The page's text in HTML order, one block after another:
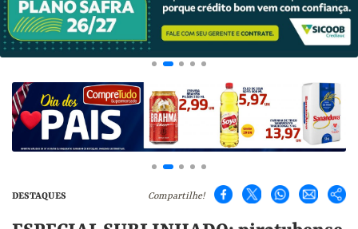
DESTAQUES Compartilhe!